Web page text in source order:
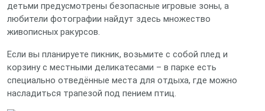
детьми предусмотрены безопасные игровые зоны, а
любители фотографии найдут здесь множество
живописных ракурсов.
Если вы планируете пикник, возьмите с собой плед и
корзину с местными деликатесами – в парке есть
специально отведённые места для отдыха, где можно
насладиться трапезой под пением птиц.